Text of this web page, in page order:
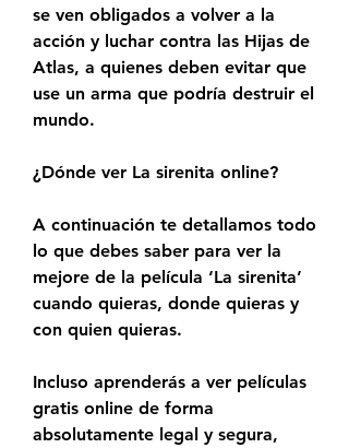
se ven obligados a volver a la
acción y luchar contra las Hijas de
Atlas, a quienes deben evitar que
use un arma que podría destruir el
mundo.
¿Dónde ver La sirenita online?
A continuación te detallamos todo
lo que debes saber para ver la
mejore de la película ‘La sirenita’
cuando quieras, donde quieras y
con quien quieras.
Incluso aprenderás a ver películas
gratis online de forma
absolutamente legal y segura,